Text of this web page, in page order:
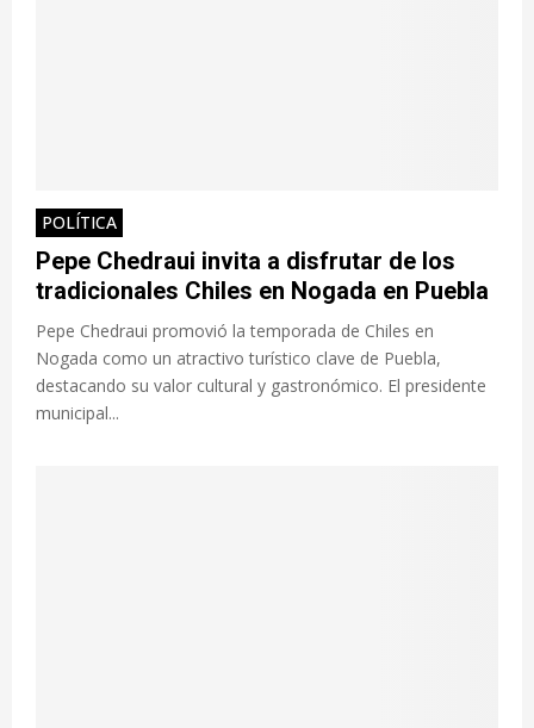
POLÍTICA
Pepe Chedraui invita a disfrutar de los
tradicionales Chiles en Nogada en Puebla
Pepe Chedraui promovió la temporada de Chiles en
Nogada como un atractivo turístico clave de Puebla,
destacando su valor cultural y gastronómico. El presidente
municipal...